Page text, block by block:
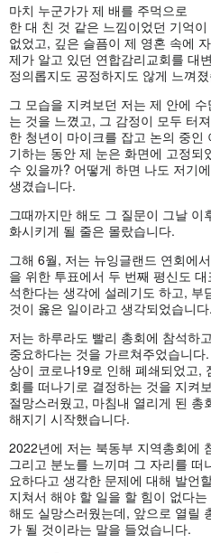
마치 누군가가 제 배를 주먹으로
한 대 친 것 같은 느낌이었던 기억
없었고, 깊은 슬픔이 제 영혼 속에
제가 알고 있던 연합감리교회를 대
정의롭지도 공정하지도 않게 느껴
그 모습을 지켜보던 저는 제 안에
는 것을 느꼈고, 그 감정이 모두 터
한 청년이 마이크를 잡고 논의 중
기하는 동안 제 눈은 화면에 고정되
수 있을까? 어떻게 하면 나도 저기
생겼습니다.
그때까지만 해도 그 질문이 그날 이
화시키게 될 줄은 몰랐습니다.
그해 6월, 저는 뉴잉글랜드 연회에
을 위한 투표에서 두 번째 평신도
석한다는 생각에 설레기도 하고,
것이 옳은 일이라고 생각되었습니다.
저는 하루라도 빨리 총회에 참석하
중요하다는 것을 가르쳐주었습니
상이 코로나19로 인해 폐쇄되었고,
회를 떠나기로 결정하는 것을 지켜
절망스러웠고, 마침내 열리게 된
해지기 시작했습니다.
2022년에 저는 북동부 지역총회에
그리고 분노를 느끼며 그 자리를
요하다고 생각한 문제에 대해 발언
지쳐서 해야 할 일을 할 힘이 없다
해도 실망스러웠는데, 앞으로 열릴
가 될 것이라는 말을 들었습니다.